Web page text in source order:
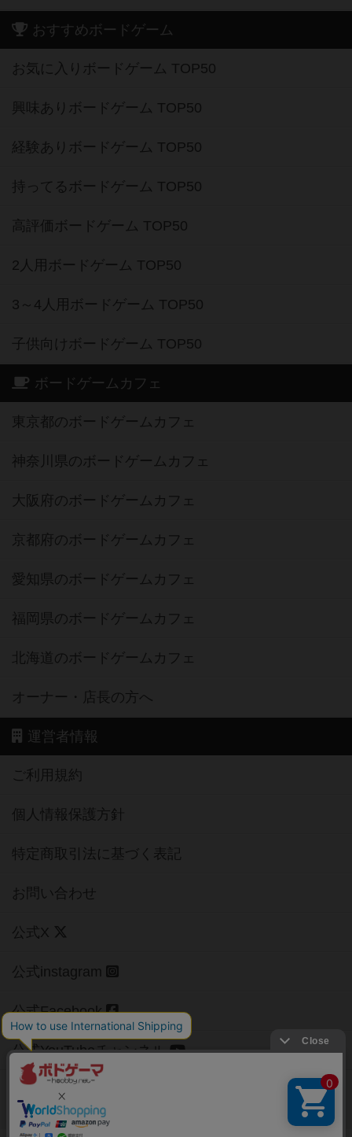
おすすめボードゲーム
お気に入りボードゲーム TOP50
興味ありボードゲーム TOP50
経験ありボードゲーム TOP50
持ってるボードゲーム TOP50
高評価ボードゲーム TOP50
2人用ボードゲーム TOP50
3～4人用ボードゲーム TOP50
子供向けボードゲーム TOP50
ボードゲームカフェ
東京都のボードゲームカフェ
神奈川県のボードゲームカフェ
大阪府のボードゲームカフェ
京都府のボードゲームカフェ
愛知県のボードゲームカフェ
福岡県のボードゲームカフェ
北海道のボードゲームカフェ
オーナー・店長の方へ
運営者情報
ご利用規約
個人情報保護方針
特定商取引法に基づく表記
お問い合わせ
公式X
公式instagram
公式Facebook
公式YouTubeチャンネル